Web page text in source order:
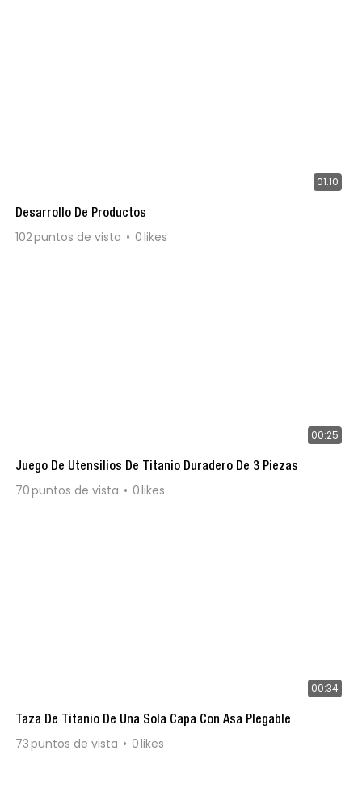
01:10
Desarrollo De Productos
102puntos de vista 0likes
00:25
Juego De Utensilios De Titanio Duradero De 3 Piezas
70puntos de vista 0likes
00:34
Taza De Titanio De Una Sola Capa Con Asa Plegable
73puntos de vista 0likes